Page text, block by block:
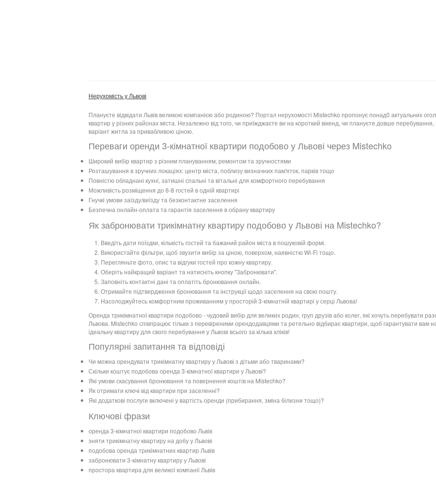
Нерухомість у Львові
Плануєте відвідати Львів великою компанією або родиною? Портал нерухомості Mistechko пропонує понад0 актуальних
квартир у різних районах міста. Незалежно від того, чи приїжджаєте ви на короткий вікенд, чи плануєте довше
варіант житла за привабливою ціною.
Переваги оренди 3-кімнатної квартири подобово у Львові через Mistechko
Широкий вибір квартир з різним плануванням, ремонтом та зручностями
Розташування в зручних локаціях: центр міста, поблизу визначних пам'яток, парків тощо
Повністю обладнані кухні, затишні спальні та вітальні для комфортного перебування
Можливість розміщення до 6-8 гостей в одній квартирі
Гнучкі умови заїзду/виїзду та безконтактне заселення
Безпечна онлайн-оплата та гарантія заселення в обрану квартиру
Як забронювати трикімнатну квартиру подобово у Львові на Mistechko?
Введіть дати поїздки, кількість гостей та бажаний район міста в пошуковій формі.
Використайте фільтри, щоб звузити вибір за ціною, поверхом, наявністю Wi-Fi тощо.
Перегляньте фото, опис та відгуки гостей про кожну квартиру.
Оберіть найкращий варіант та натисніть кнопку "Забронювати".
Заповніть контактні дані та оплатіть бронювання онлайн.
Отримайте підтвердження бронювання та інструкції щодо заселення на свою пошту.
Насолоджуйтесь комфортним проживанням у просторій 3-кімнатній квартирі у серці Львова!
Оренда трикімнатної квартири подобово - чудовий вибір для великих родин, груп друзів або колег, які хочуть перебувати
Львова. Mistechko співпрацює тільки з перевіреними орендодавцями та ретельно відбирає квартири, щоб гарантувати
ідеальну квартиру для свого перебування у Львові всього за кілька кліків!
Популярні запитання та відповіді
Чи можна орендувати трикімнатну квартиру у Львові з дітьми або тваринами?
Скільки коштує подобова оренда 3-кімнатної квартири у Львові?
Які умови скасування бронювання та повернення коштів на Mistechko?
Як отримати ключі від квартири при заселенні?
Які додаткові послуги включені у вартість оренди (прибирання, зміна білизни тощо)?
Ключові фрази
оренда 3-кімнатної квартири подобово Львів
зняти трикімнатну квартиру на добу у Львові
подобова оренда трикімнатних квартир Львів
забронювати 3-кімнатну квартиру у Львові
простора квартира для великої компанії Львів